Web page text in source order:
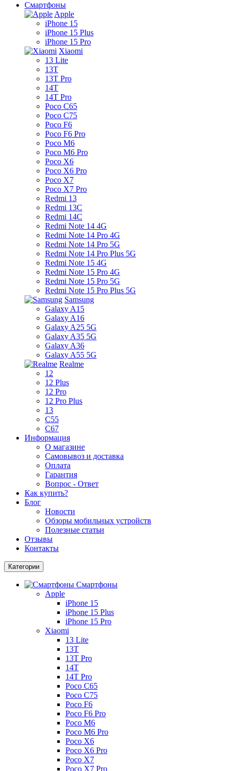
Смартфоны
Apple
iPhone 15
iPhone 15 Plus
iPhone 15 Pro
Xiaomi
13 Lite
13T
13T Pro
14T
14T Pro
Poco C65
Poco C75
Poco F6
Poco F6 Pro
Poco M6
Poco M6 Pro
Poco X6
Poco X6 Pro
Poco X7
Poco X7 Pro
Redmi 13
Redmi 13C
Redmi 14C
Redmi Note 14 4G
Redmi Note 14 Pro 4G
Redmi Note 14 Pro 5G
Redmi Note 14 Pro Plus 5G
Redmi Note 15 4G
Redmi Note 15 Pro 4G
Redmi Note 15 Pro 5G
Redmi Note 15 Pro Plus 5G
Samsung
Galaxy A15
Galaxy A16
Galaxy A25 5G
Galaxy A35 5G
Galaxy A36
Galaxy A55 5G
Realme
12
12 Plus
12 Pro
12 Pro Plus
13
C55
C67
Информация
О магазине
Самовывоз и доставка
Оплата
Гарантия
Вопрос - Ответ
Как купить?
Блог
Новости
Обзоры мобильных устройств
Полезные статьи
Отзывы
Контакты
Категории
Смартфоны
Apple
iPhone 15
iPhone 15 Plus
iPhone 15 Pro
Xiaomi
13 Lite
13T
13T Pro
14T
14T Pro
Poco C65
Poco C75
Poco F6
Poco F6 Pro
Poco M6
Poco M6 Pro
Poco X6
Poco X6 Pro
Poco X7
Poco X7 Pro